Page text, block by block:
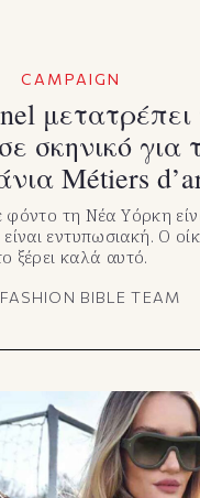
CAMPAIGN
σκηνικό για
Métiers
τη Νέα Υόρκη
εντυπωσιακή. Ο
ξέρει καλά αυτό.
BIBLE TEAM